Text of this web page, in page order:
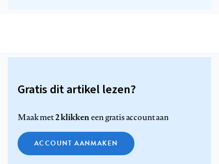
Gratis dit artikel lezen?
Maak met2 klikkeneen gratis account aan
ACCOUNT AANMAKEN